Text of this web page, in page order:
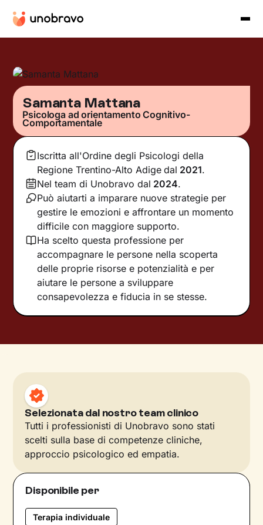
Samanta Mattana
Psicologa ad orientamento Cognitivo-
Comportamentale
Iscritta all'Ordine degli Psicologi della
Regione Trentino-Alto Adige dal 2021.
Nel team di Unobravo dal 2024.
Può aiutarti a imparare nuove strategie per
gestire le emozioni e affrontare un momento
difficile con maggiore supporto.
Ha scelto questa professione per
accompagnare le persone nella scoperta
delle proprie risorse e potenzialità e per
aiutare le persone a sviluppare
consapevolezza e fiducia in se stesse.
Selezionata dal nostro team clinico
Tutti i professionisti di Unobravo sono stati
scelti sulla base di competenze cliniche,
approccio psicologico ed empatia.
Disponibile per
Terapia individuale